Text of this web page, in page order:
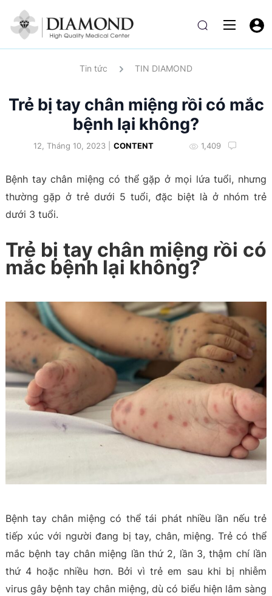
Tin tức TIN DIAMOND
Trẻ bị tay chân miệng rồi có mắc
bệnh lại không?
12, Tháng 10, 2023 | CONTENT 1,409
Bệnh tay chân miệng có thể gặp ở mọi lứa tuổi, nhưng
thường gặp ở trẻ dưới 5 tuổi, đặc biệt là ở nhóm trẻ
dưới 3 tuổi.
Trẻ bị tay chân miệng rồi có
mắc bệnh lại không?
Bệnh tay chân miệng có thể tái phát nhiều lần nếu trẻ
tiếp xúc với người đang bị tay, chân, miệng. Trẻ có thể
mắc bệnh tay chân miệng lần thứ 2, lần 3, thậm chí lần
thứ 4 hoặc nhiều hơn. Bởi vì trẻ em sau khi bị nhiễm
virus gây bệnh tay chân miệng, dù có biểu hiện lâm sàng